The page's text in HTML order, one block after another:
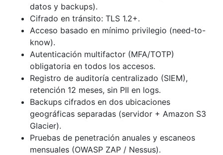
datos y backups).
Cifrado en tránsito: TLS 1.2+.
Acceso basado en mínimo privilegio (need-to-
know).
Autenticación multifactor (MFA/TOTP)
obligatoria en todos los accesos.
Registro de auditoría centralizado (SIEM),
retención 12 meses, sin PII en logs.
Backups cifrados en dos ubicaciones
geográficas separadas (servidor + Amazon S3
Glacier).
Pruebas de penetración anuales y escaneos
mensuales (OWASP ZAP / Nessus).